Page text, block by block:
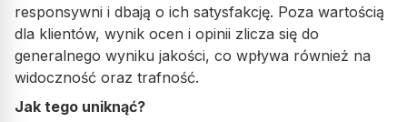
responsywni i dbają o ich satysfakcję. Poza wartością
dla klientów, wynik ocen i opinii zlicza się do
generalnego wyniku jakości, co wpływa również na
widoczność oraz trafność.
Jak tego uniknąć?